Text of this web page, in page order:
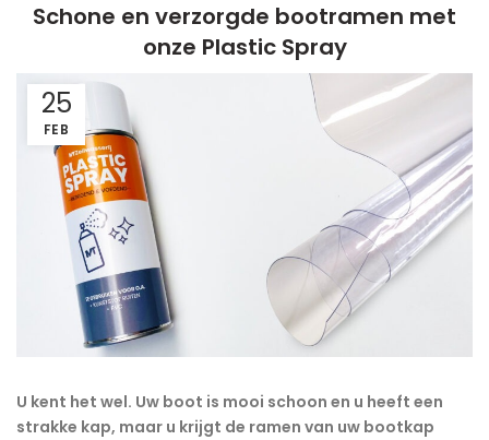
Schone en verzorgde bootramen met
onze Plastic Spray
25
FEB
U kent het wel. Uw boot is mooi schoon en u heeft een
strakke kap, maar u krijgt de ramen van uw bootkap